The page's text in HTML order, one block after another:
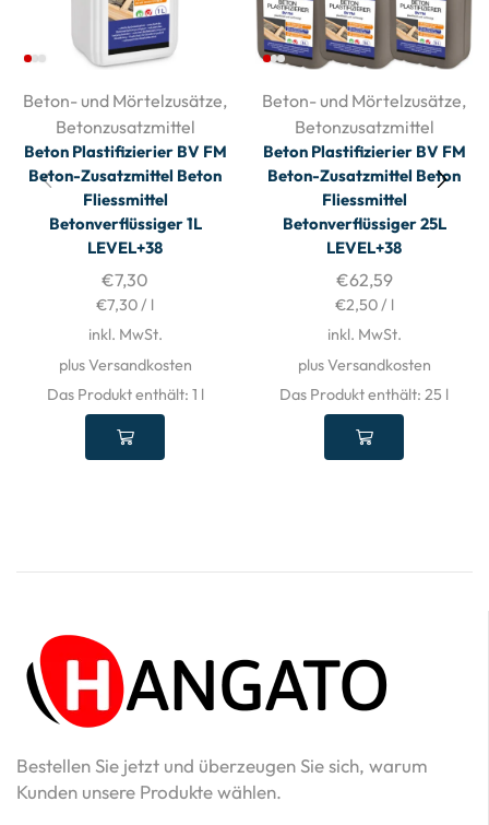
Beton- und Mörtelzusätze,
Betonzusatzmittel
Beton Plastifizierier BV FM
Beton-Zusatzmittel Beton
Fliessmittel
Betonverflüssiger 1L
LEVEL+38
€7,30
€7,30/ l
inkl. MwSt.
plus Versandkosten
Das Produkt enthält: 1 l
Beton- und Mörtelzusätze,
Betonzusatzmittel
Beton Plastifizierier BV FM
Beton-Zusatzmittel Beton
Fliessmittel
Betonverflüssiger 25L
LEVEL+38
€62,59
€2,50/ l
inkl. MwSt.
plus Versandkosten
Das Produkt enthält: 25 l
Bestellen Sie jetzt und überzeugen Sie sich, warum
Kunden unsere Produkte wählen.